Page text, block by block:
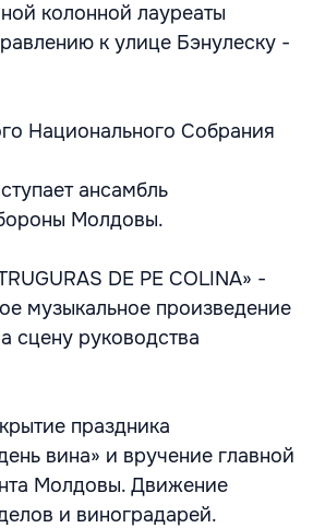
колонной лауреаты
к улице Бэнулеску -
Национального Собрания
ансамбль
Молдовы.
DE PE COLINA» -
музыкальное произведение
сцену руководства
праздника
вина» и вручение главной
Молдовы. Движение
и виноградарей.